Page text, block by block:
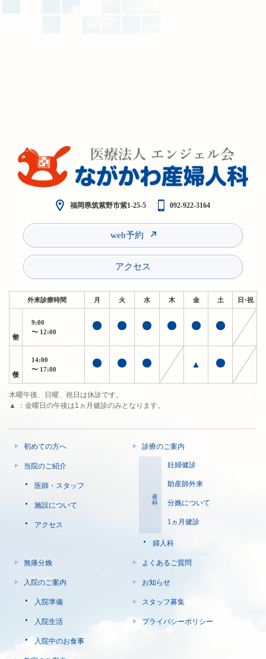
福岡県筑紫野市紫1-25-5 092-922-3164
web予約
アクセス
外来診療時間 月 火 水 木 金 土 日・祝
9:00
〜 12:00
14:00
〜 17:00
▲
木曜午後、日曜、祝日は休診です。
▲ ：金曜日の午後は1ヵ月健診のみとなります。
初めての方へ
当院のご紹介
医師・スタッフ
施設について
アクセス
診療のご案内
産科
妊婦健診
助産師外来
分娩について
1ヵ月健診
婦人科
無痛分娩
入院のご案内
入院準備
入院生活
入院中のお食事
よくあるご質問
お知らせ
スタッフ募集
プライバシーポリシー